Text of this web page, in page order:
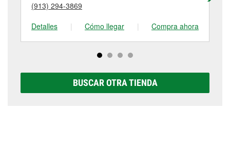
tienda #148 para obtener más información.
(913) 294-3869
Detalles
| Cómo llegar | Compra ahora
BUSCAR OTRA TIENDA